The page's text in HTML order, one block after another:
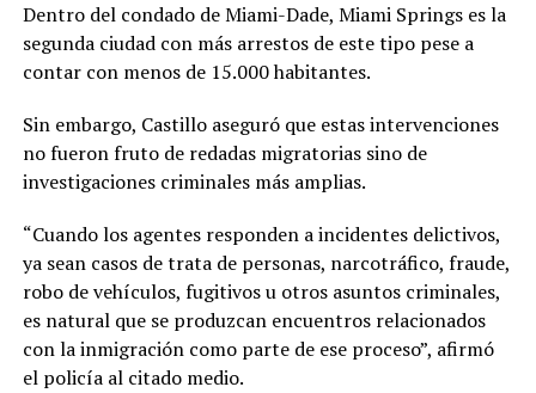
Dentro del condado de Miami-Dade, Miami Springs es la
segunda ciudad con más arrestos de este tipo pese a
contar con menos de 15.000 habitantes.
Sin embargo, Castillo aseguró que estas intervenciones
no fueron fruto de redadas migratorias sino de
investigaciones criminales más amplias.
“Cuando los agentes responden a incidentes delictivos,
ya sean casos de trata de personas, narcotráfico, fraude,
robo de vehículos, fugitivos u otros asuntos criminales,
es natural que se produzcan encuentros relacionados
con la inmigración como parte de ese proceso”, afirmó
el policía al citado medio.